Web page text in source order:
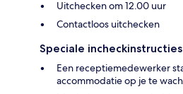
Uitchecken om 12.00 uur
Contactloos uitchecken
Speciale incheckinstructies
Een receptiemedewerker
accommodatie op je te